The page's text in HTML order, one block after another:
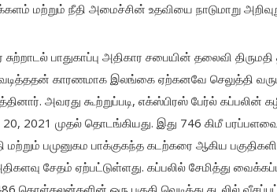
மற்றும் நீதி அமைச்சின் உதவியை நாடுமாறு
பாதுகாப்பு அதிகார சபையின் தலைவி
காரணமாக இலங்கை ஏற்கனவே செலுத்தி
அவரது கூற்றுப்படி, எக்ஸ்பிரஸ் பேர்ல் கப்பலின்
2021 முதல் தொடங்கியது. இது 746 கிமீ
பமுனுகம பாக்குகந்த கடற்கரை ஆகிய
சேதம் ஏற்பட்டுள்ளது. கப்பலில் சேமித்து